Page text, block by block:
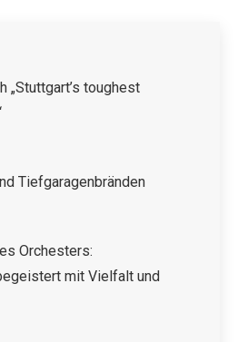
„Stuttgart’s toughest
Tiefgaragenbränden
Orchesters:
mit Vielfalt und